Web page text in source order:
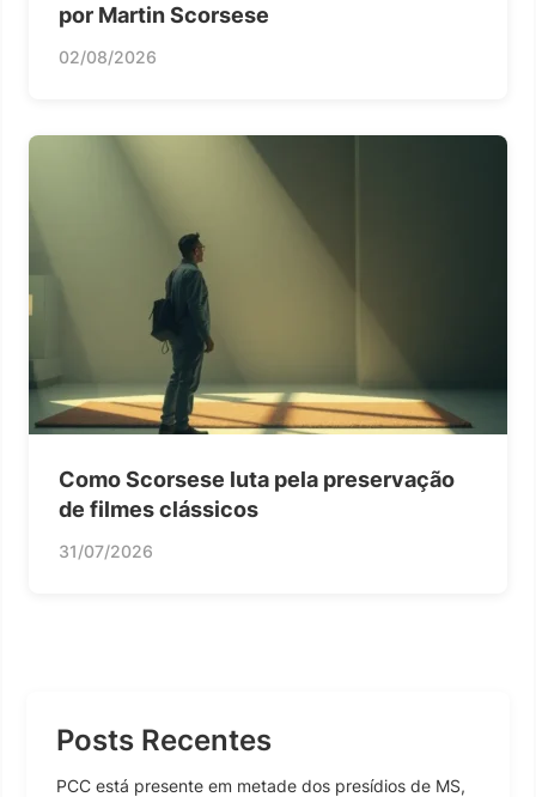
por Martin Scorsese
02/08/2026
Como Scorsese luta pela preservação
de filmes clássicos
31/07/2026
Posts Recentes
PCC está presente em metade dos presídios de MS,